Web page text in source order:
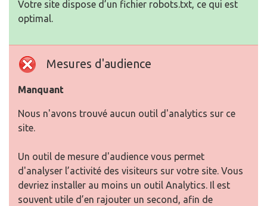
Votre site dispose d’un fichier robots.txt, ce qui est
optimal.
Mesures d'audience
Manquant
Nous n'avons trouvé aucun outil d'analytics sur ce
site.
Un outil de mesure d'audience vous permet
d'analyser l’activité des visiteurs sur votre site. Vous
devriez installer au moins un outil Analytics. Il est
souvent utile d’en rajouter un second, afin de